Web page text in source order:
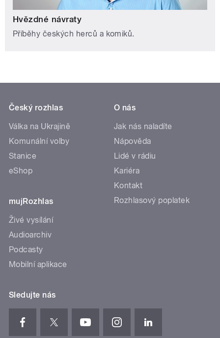
Hvězdné návraty
Příběhy českých herců a komiků.
Český rozhlas
Válka na Ukrajině
Komunální volby
Stanice
eShop
mujRozhlas
Živé vysílání
Audioarchiv
Podcasty
Mobilní aplikace
O nás
Jak nás naladíte
Nápověda
Lidé v rádiu
Kariéra
Kontakt
Rozhlasový poplatek
Sledujte nás